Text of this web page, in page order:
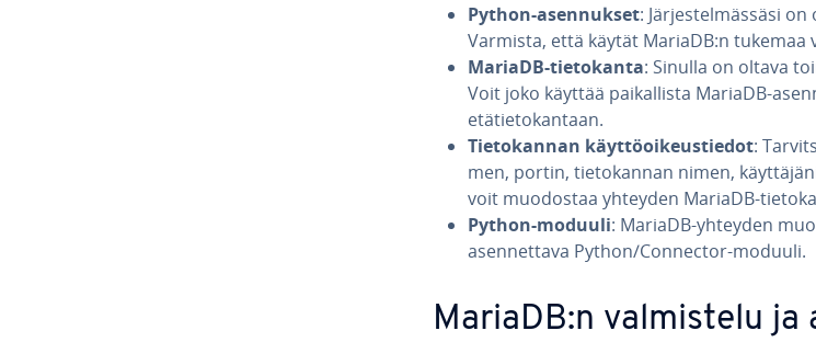
Python-asen­nuk­set: Jär­jes­tel­mäs­sä­si
Varmista, että käytät MariaDB:n tukemaa
MariaDB-tie­to­kan­ta: Sinulla on oltava
Voit joko käyttää pai­kal­lis­ta MariaDB-
etä­tie­to­kan­taan.
Tie­to­kan­nan käyt­tö­oi­keus­tie­dot:
men, portin, tie­to­kan­nan nimen,
voit muodostaa yhteyden MariaDB-
Python-moduuli: MariaDB-yhteyden
asen­net­ta­va Python/Connector-moduuli.
MariaDB:n val­mis­te­lu